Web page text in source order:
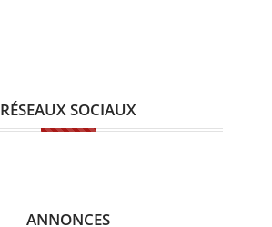
RÉSEAUX SOCIAUX
ANNONCES